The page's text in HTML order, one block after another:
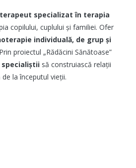
specializat în terapia
copilului, cuplului și familiei. Ofer
individuală, de grup și
Prin proiectul „Rădăcini Sănătoase”
să construiască relații
la începutul vieții.